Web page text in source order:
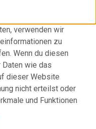
verwenden wir
zu
Wenn du diesen
wie das
dieser Website
nicht erteilst oder
und Funktionen